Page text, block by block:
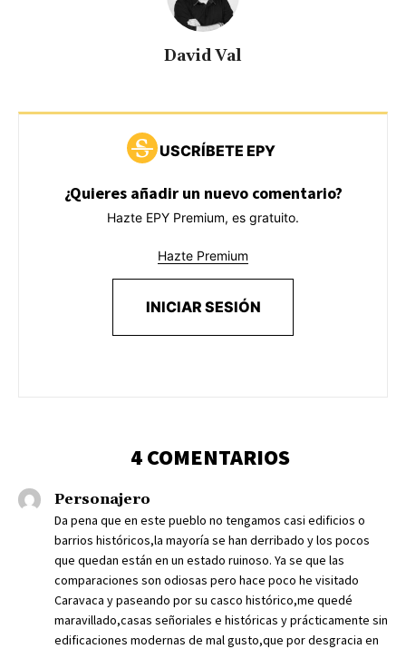
David Val
USCRÍBETE EPY
¿Quieres añadir un nuevo comentario?
Hazte EPY Premium, es gratuito.
Hazte Premium
INICIAR SESIÓN
4 COMENTARIOS
Personajero
Da pena que en este pueblo no tengamos casi edificios o
barrios históricos,la mayoría se han derribado y los pocos
que quedan están en un estado ruinoso. Ya se que las
comparaciones son odiosas pero hace poco he visitado
Caravaca y paseando por su casco histórico,me quedé
maravillado,casas señoriales e históricas y prácticamente sin
edificaciones modernas de mal gusto,que por desgracia en